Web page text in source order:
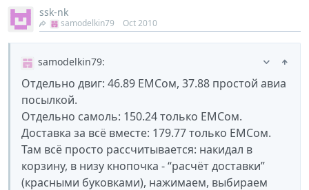
ssk-nk
samodelkin79 Oct 2010
samodelkin79:
Отдельно двиг: 46.89 ЕМСом, 37.88 простой авиа
посылкой.
Отдельно самоль: 150.24 только ЕМСом.
Доставка за всё вместе: 179.77 только ЕМСом.
Там всё просто рассчитывается: накидал в
корзину, в низу кнопочка - “расчёт доставки”
(красными буковками), нажимаем, выбираем